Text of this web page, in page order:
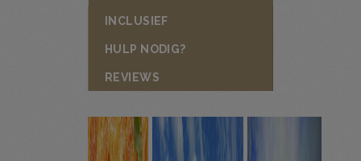
INCLUSIEF
HULP NODIG?
REVIEWS